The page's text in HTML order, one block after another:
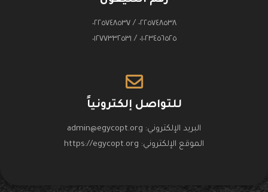
٠٢٢٥٧٤٨٥٣٨ / ٠٢٢٥٧٤٨٥٣٧
٠١٠٢٣٤٥٦٥٢٥ / ٠١٢٧٧٣٣٢٥٣١
للتواصل إلكترونياً
البريد الإلكتروني: admin@egycopt.org
الموقع الإلكتروني: https://egycopt.org